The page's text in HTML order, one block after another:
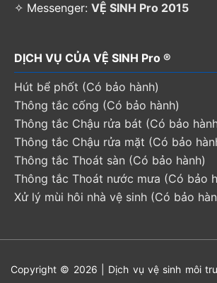
✧ Messenger: VỆ SINH Pro 2015
DỊCH VỤ CỦA VỆ SINH Pro ®
Hút bể phốt (Có bảo hành)
Thông tắc cống (Có bảo hành)
Thông tắc Chậu rửa bát (Có bảo
Thông tắc Chậu rửa mặt (Có bảo
Thông tắc Thoát sàn (Có bảo hành)
Thông tắc Thoát nước mưa (Có bảo
Xử lý mùi hôi nhà vệ sinh (Có bảo
Copyright © 2026 | Dịch vụ vệ sinh môi